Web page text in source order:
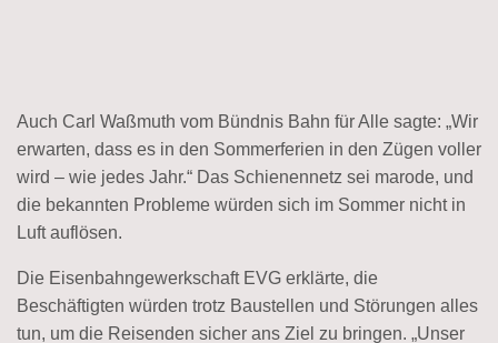
Auch Carl Waßmuth vom Bündnis Bahn für Alle sagte: „Wir
erwarten, dass es in den Sommerferien in den Zügen voller
wird – wie jedes Jahr.“ Das Schienennetz sei marode, und
die bekannten Probleme würden sich im Sommer nicht in
Luft auflösen.
Die Eisenbahngewerkschaft EVG erklärte, die
Beschäftigten würden trotz Baustellen und Störungen alles
tun, um die Reisenden sicher ans Ziel zu bringen. „Unser